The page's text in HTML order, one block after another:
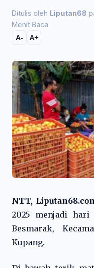
Ditulis oleh Liputan68
Menit Baca
A- A+
NTT,
2025 menjadi hari
Besmarak,
Kupang.